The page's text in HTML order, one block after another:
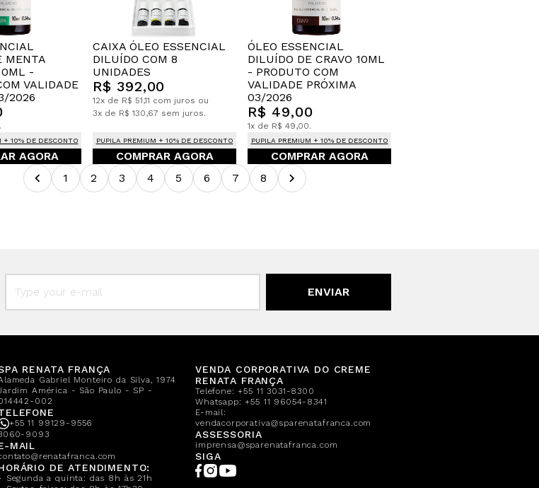
MENTA
-
VALIDADE
2026
+ 10% DE DESCONTO
AGORA
CAIXA ÓLEO ESSENCIAL
DILUÍDO COM 8
UNIDADES
R$ 392,00
12x de R$ 51,11 com juros ou
3x de R$ 130,67 sem juros.
PUPILA PREMIUM + 10% DE DESCONTO
COMPRAR AGORA
ÓLEO ESSENCIAL
DILUÍDO DE CRAVO 10ML
- PRODUTO COM
VALIDADE PRÓXIMA
03/2026
R$ 49,00
1x de R$ 49,00.
PUPILA PREMIUM + 10% DE DESCONTO
COMPRAR AGORA
1
2 3 4 5 6 7 8
ENVIAR
RENATA FRANÇA
Gabriel Monteiro da Silva, 1974
América - São Paulo - SP -
002
+55 11 99129-9556
9093
MAIL
DE ATENDIMENTO:
Segunda a quinta: das 8h às 21h
VENDA CORPORATIVA DO CREME
RENATA FRANÇA
Telefone:+55 11 3031-8300
Whatsapp:+55 11 96054-8341
E-mail:
vendacorporativa@sparenatafranca.com
ASSESSORIA
imprensa@sparenatafranca.com
SIGA